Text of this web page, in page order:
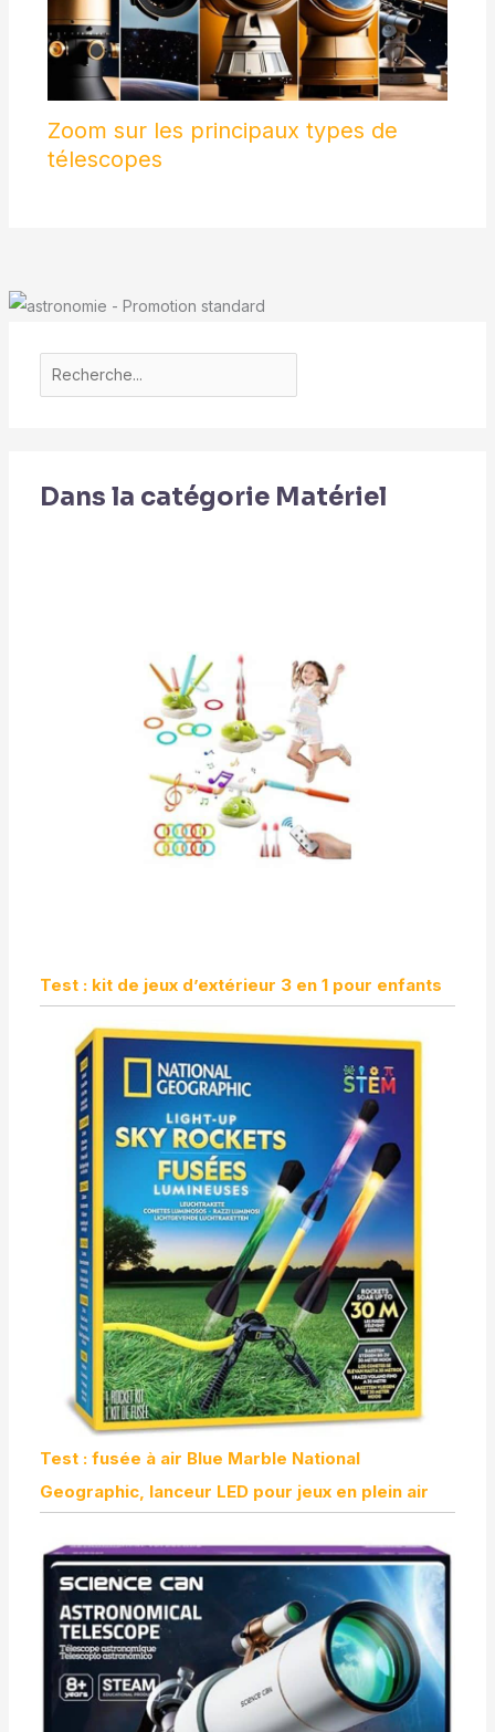
Zoom sur les principaux types de
télescopes
Dans la catégorie Matériel
Test : kit de jeux d’extérieur 3 en 1 pour enfants
Test : fusée à air Blue Marble National
Geographic, lanceur LED pour jeux en plein air